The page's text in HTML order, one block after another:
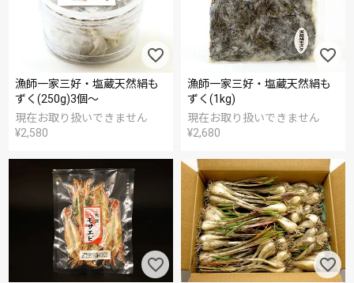
漁師一家三好・塩蔵天然絹も
ずく(250g)3個～
現在お取り扱いできません
¥2,580
漁師一家三好・塩蔵天然絹も
ずく(1kg)
現在お取り扱いできません
¥2,680